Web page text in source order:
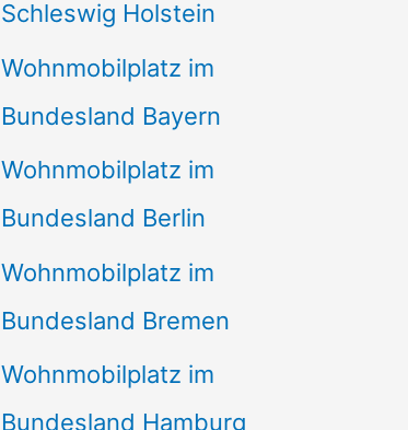
Schleswig Holstein
Wohnmobilplatz im
Bundesland Bayern
Wohnmobilplatz im
Bundesland Berlin
Wohnmobilplatz im
Bundesland Bremen
Wohnmobilplatz im
Bundesland Hamburg